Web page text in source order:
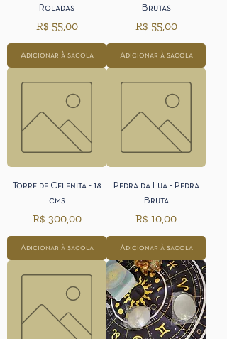
Roladas
Preço
R$ 55,00
Adicionar à sacola
Brutas
Preço
R$ 55,00
Adicionar à sacola
Torre de Celenita - 18
cms
Preço
R$ 300,00
Adicionar à sacola
Pedra da Lua - Pedra
Bruta
Preço
R$ 10,00
Adicionar à sacola